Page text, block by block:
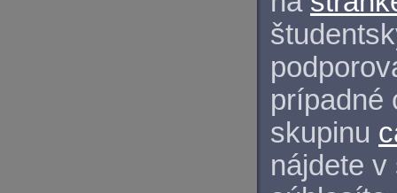
prípadné
skupinu
nájdete